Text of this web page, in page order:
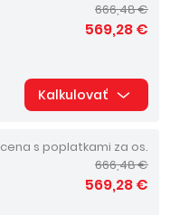
666,48 €
569,28 €
Kalkulovať
cena s poplatkami za os.
666,48 €
569,28 €